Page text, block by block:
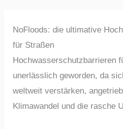
NoFloods: die ultimative
für Straßen
Hochwasserschutzbarrieren
unerlässlich geworden, da
weltweit verstärken,
Klimawandel und die rasche